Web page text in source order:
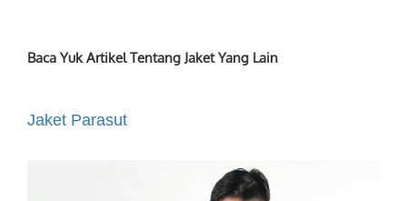
Baca Yuk Artikel Tentang Jaket Yang Lain
Jaket Parasut